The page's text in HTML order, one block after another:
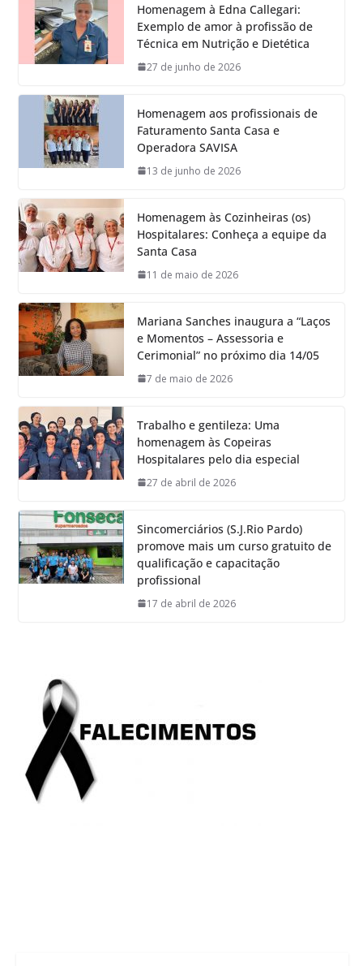
Homenagem à Edna Callegari:
Exemplo de amor à profissão de
Técnica em Nutrição e Dietética
27 de junho de 2026
Homenagem aos profissionais de
Faturamento Santa Casa e
Operadora SAVISA
13 de junho de 2026
Homenagem às Cozinheiras (os)
Hospitalares: Conheça a equipe da
Santa Casa
11 de maio de 2026
Mariana Sanches inaugura a “Laços
e Momentos – Assessoria e
Cerimonial” no próximo dia 14/05
7 de maio de 2026
Trabalho e gentileza: Uma
homenagem às Copeiras
Hospitalares pelo dia especial
27 de abril de 2026
Sincomerciários (S.J.Rio Pardo)
promove mais um curso gratuito de
qualificação e capacitação
profissional
17 de abril de 2026